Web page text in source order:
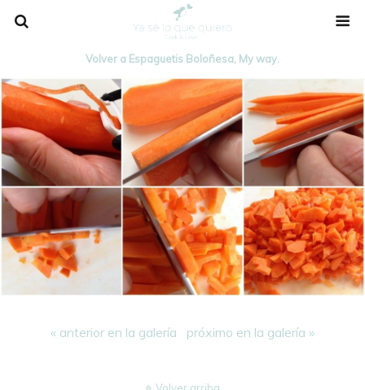
Volver a Espaguetis Boloñesa, My way.
« anterior en la galería próximo en la galería »
Volver arriba